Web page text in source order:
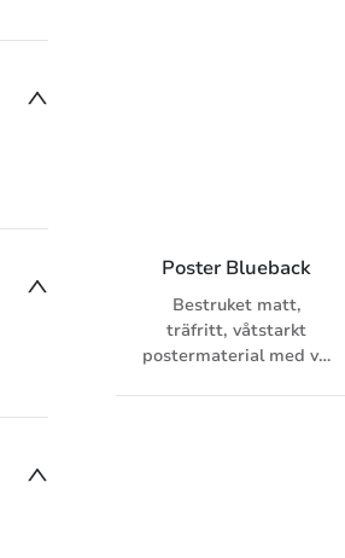
Poster Blueback
Bestruket matt,
träfritt, våtstarkt
postermaterial med vit